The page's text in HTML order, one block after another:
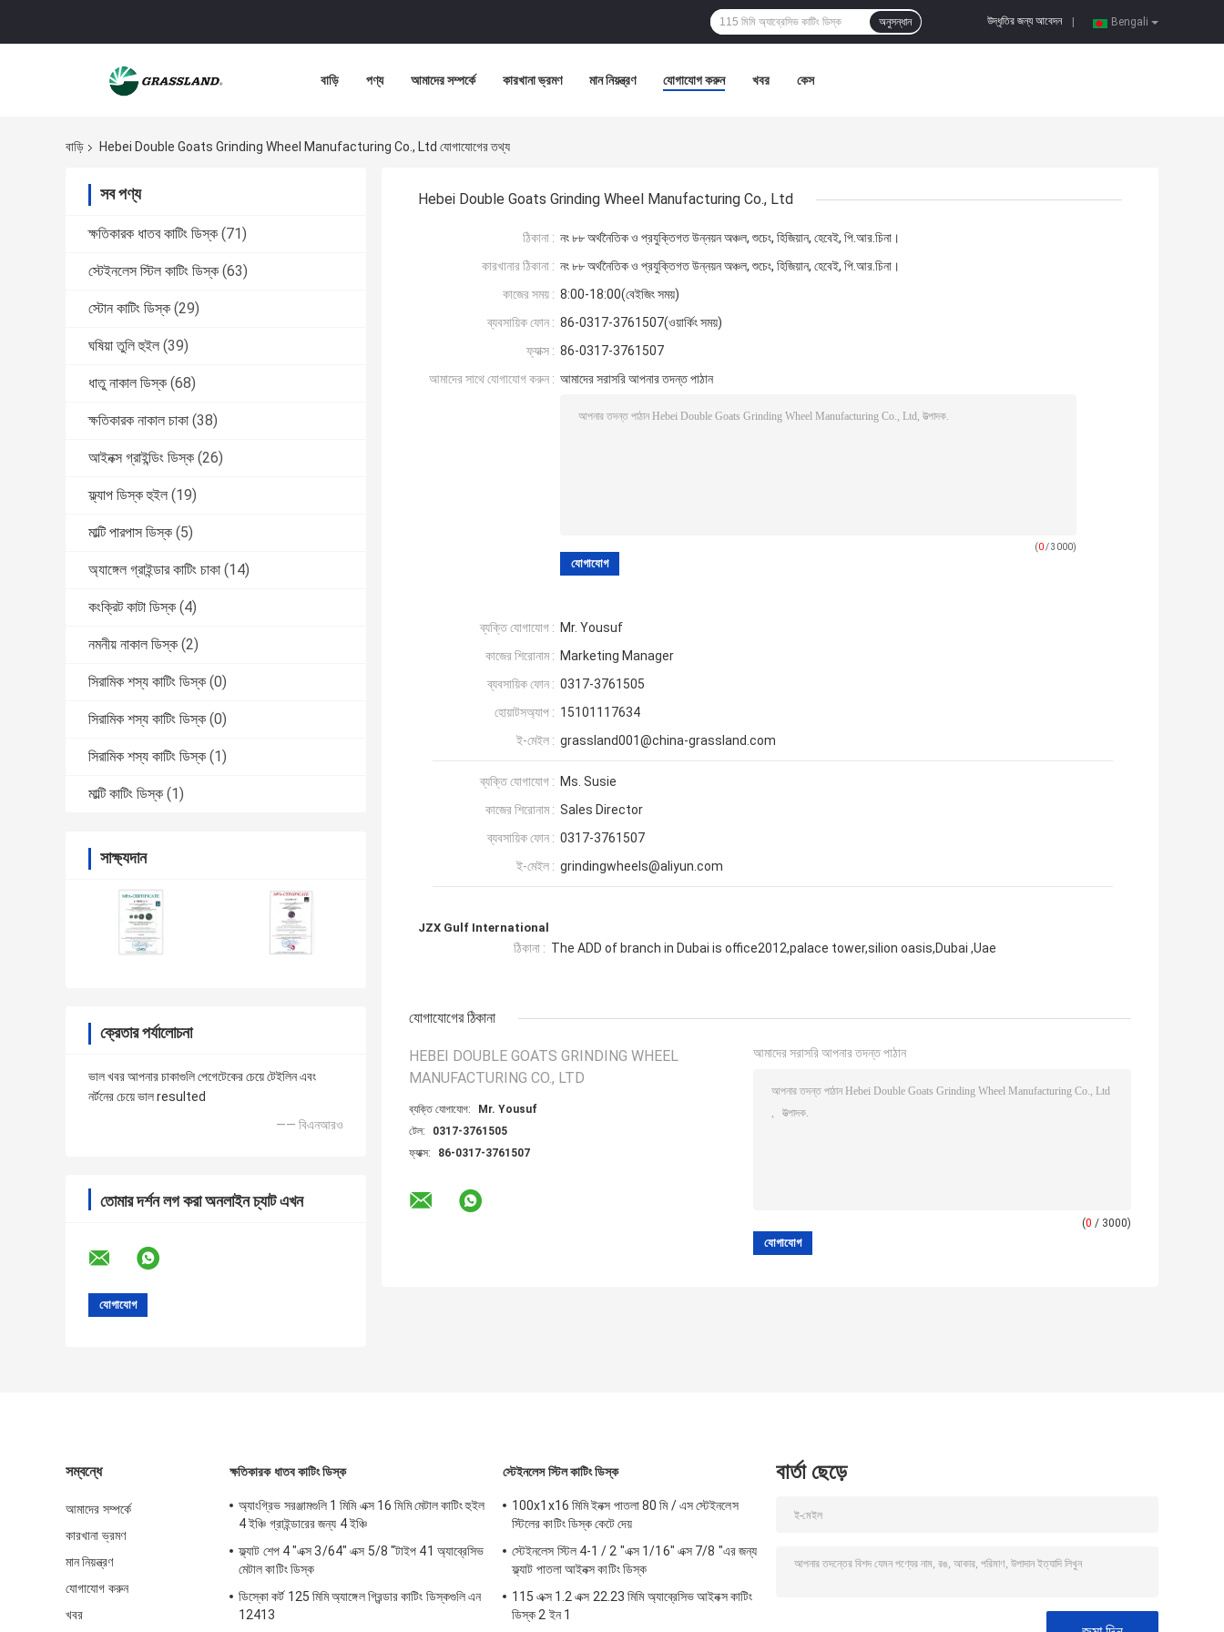
Bengali
উদ্ধৃতির জন্য আবেদন
অনুসন্ধান
বাড়ি পণ্য আমাদের সম্পর্কে কারখানা ভ্রমণ মান নিয়ন্ত্রণ যোগাযোগ করুন খবর কেস
বাড়ি Hebei Double Goats Grinding Wheel Manufacturing Co., Ltd যোগাযোগের তথ্য
সব পণ্য
ক্ষতিকারক ধাতব কাটিং ডিস্ক (71)
স্টেইনলেস স্টিল কাটিং ডিস্ক (63)
স্টোন কাটিং ডিস্ক (29)
ঘষিয়া তুলি হুইল (39)
ধাতু নাকাল ডিস্ক (68)
ক্ষতিকারক নাকাল চাকা (38)
আইনক্স গ্রাইন্ডিং ডিস্ক (26)
ফ্ল্যাপ ডিস্ক হুইল (19)
মাল্টি পারপাস ডিস্ক (5)
অ্যাঙ্গেল গ্রাইন্ডার কাটিং চাকা (14)
কংক্রিট কাটা ডিস্ক (4)
নমনীয় নাকাল ডিস্ক (2)
সিরামিক শস্য কাটিং ডিস্ক (0)
সিরামিক শস্য কাটিং ডিস্ক (0)
সিরামিক শস্য কাটিং ডিস্ক (1)
মাল্টি কাটিং ডিস্ক (1)
সাক্ষ্যদান
ক্রেতার পর্যালোচনা
ভাল খবর আপনার চাকাগুলি পেগেটেকের চেয়ে টেইলিন এবং
নর্টনের চেয়ে ভাল resulted
—— বিএনআরও
তোমার দর্শন লগ করা অনলাইন চ্যাট এখন
Hebei Double Goats Grinding Wheel Manufacturing Co., Ltd
ঠিকানা : নং ৮৮ অর্থনৈতিক ও প্রযুক্তিগত উন্নয়ন অঞ্চল, শুচেং, হিজিয়ান, হেবেই, পি.আর.চিনা।
কারখানার ঠিকানা : নং ৮৮ অর্থনৈতিক ও প্রযুক্তিগত উন্নয়ন অঞ্চল, শুচেং, হিজিয়ান, হেবেই, পি.আর.চিনা।
কাজের সময় : 8:00-18:00(বেইজিং সময়)
ব্যবসায়িক ফোন : 86-0317-3761507(ওয়ার্কিং সময়)
ফ্যাক্স : 86-0317-3761507
আমাদের সাথে যোগাযোগ করুন : আমাদের সরাসরি আপনার তদন্ত পাঠান
(0/ 3000)
ব্যক্তি যোগাযোগ : Mr. Yousuf
কাজের শিরোনাম : Marketing Manager
ব্যবসায়িক ফোন : 0317-3761505
হোয়াটসঅ্যাপ : 15101117634
ই-মেইল : grassland001@china-grassland.com
ব্যক্তি যোগাযোগ : Ms. Susie
কাজের শিরোনাম : Sales Director
ব্যবসায়িক ফোন : 0317-3761507
ই-মেইল : grindingwheels@aliyun.com
JZX Gulf International
ঠিকানা : The ADD of branch in Dubai is office2012,palace tower,silion oasis,Dubai ,Uae
যোগাযোগের ঠিকানা
HEBEI DOUBLE GOATS GRINDING WHEEL
MANUFACTURING CO., LTD
ব্যক্তি যোগাযোগ:
Mr. Yousuf
টেল:
0317-3761505
ফ্যাক্স:
86-0317-3761507
আমাদের সরাসরি আপনার তদন্ত পাঠান
(0 / 3000)
সম্বন্ধে
আমাদের সম্পর্কে
কারখানা ভ্রমণ
মান নিয়ন্ত্রণ
যোগাযোগ করুন
খবর
ক্ষতিকারক ধাতব কাটিং ডিস্ক
অ্যাংগ্রিভ সরঞ্জামগুলি 1 মিমি এক্স 16 মিমি মেটাল কাটিং হুইল
4 ইঞ্চি গ্রাইন্ডারের জন্য 4 ইঞ্চি
ফ্ল্যাট শেপ 4 "এক্স 3/64" এক্স 5/8 "টাইপ 41 অ্যাব্রেসিভ
মেটাল কাটিং ডিস্ক
ডিস্কো কর্ট 125 মিমি অ্যাঙ্গেল গ্রিন্ডার কাটিং ডিস্কগুলি এন
12413
স্টেইনলেস স্টিল কাটিং ডিস্ক
100x1x16 মিমি ইনক্স পাতলা 80 মি / এস স্টেইনলেস
স্টিলের কাটিং ডিস্ক কেটে দেয়
স্টেইনলেস স্টিল 4-1 / 2 "এক্স 1/16" এক্স 7/8 "এর জন্য
ফ্ল্যাট পাতলা আইনক্স কাটিং ডিস্ক
115 এক্স 1.2 এক্স 22.23 মিমি অ্যাব্রেসিভ আইনক্স কাটিং
ডিস্ক 2 ইন 1
বার্তা ছেড়ে